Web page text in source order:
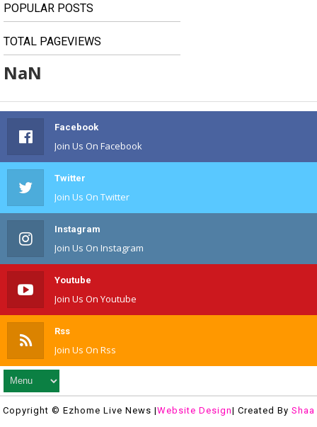
POPULAR POSTS
TOTAL PAGEVIEWS
NaN
Facebook
Join Us On Facebook
Twitter
Join Us On Twitter
Instagram
Join Us On Instagram
Youtube
Join Us On Youtube
Rss
Join Us On Rss
Copyright © Ezhome Live News |Website Design| Created By Shaa